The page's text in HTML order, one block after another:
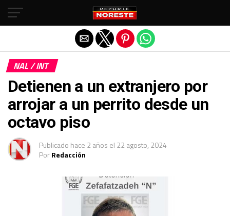
NAL / INT
Detienen a un extranjero por
arrojar a un perrito desde un
octavo piso
Publicado hace 2 años el 22 agosto, 2024
PorRedacción
Salir de la versión móvil